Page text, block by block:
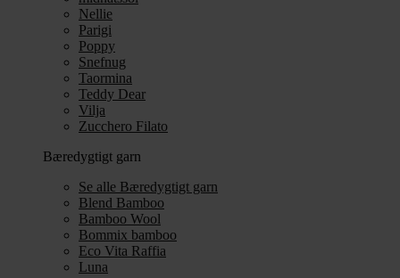
Nellie
Parigi
Poppy
Snefnug
Taormina
Teddy Dear
Vilja
Zucchero Filato
Bæredygtigt garn
Se alle Bæredygtigt garn
Blend Bamboo
Bamboo Wool
Bommix bamboo
Eco Vita Raffia
Luna